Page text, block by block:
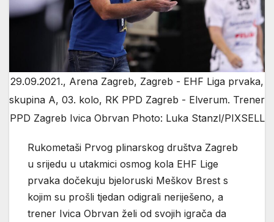
29.09.2021., Arena Zagreb, Zagreb - EHF Liga prvaka,
skupina A, 03. kolo, RK PPD Zagreb - Elverum. Trener
PPD Zagreb Ivica Obrvan Photo: Luka Stanzl/PIXSELL
Rukometaši Prvog plinarskog društva Zagreb
u srijedu u utakmici osmog kola EHF Lige
prvaka dočekuju bjeloruski Meškov Brest s
kojim su prošli tjedan odigrali neriješeno, a
trener Ivica Obrvan želi od svojih igrača da